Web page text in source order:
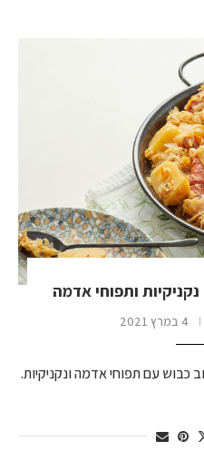
ותפוחי אדמה
4 במרץ 2021
כבוש עם תפוחי אדמה ונקניקיות.